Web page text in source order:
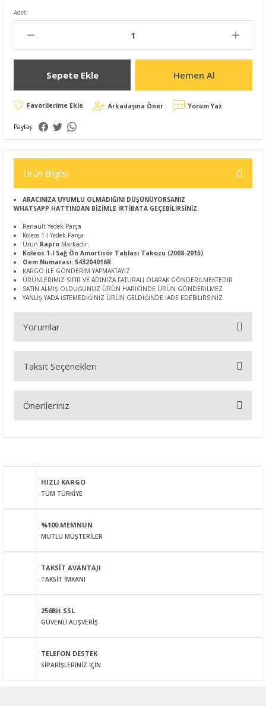
Adet:
Sepete Ekle Hemen Al
Arkadaşına Öner Yorum Yaz
Paylaş:
Ürün Bilgisi
ARACINIZA UYUMLU OLMADIĞINI DÜŞÜNÜYORSANIZ
WHATSAPP HATTINDAN BİZİMLE İRTİBATA GEÇEBİLİRSİNİZ.
Renault Yedek Parça
Koleos 1-I Yedek Parça
Ürün Rapro Markadır.
Koleos 1-I Sağ Ön Amortisör Tablası Takozu (2008-2015)
Oem Numarası: 543204016R
KARGO İLE GÖNDERİM YAPMAKTAYIZ
ÜRÜNLERİMİZ SIFIR VE ADINIZA FATURALI OLARAK GÖNDERİLMEKTEDİR
SATIN ALMIŞ OLDUĞUNUZ ÜRÜN HARİCİNDE ÜRÜN GÖNDERİLMEZ
YANLIŞ YADA İSTEMEDİĞİNİZ ÜRÜN GELDİĞİNDE İADE EDEBİLİRSİNİZ
Yorumlar
Bu ürüne ilk yorumu siz yapın!
Taksit Seçenekleri
Önerileriniz
Görüş ve önerileriniz için teşekkür ederiz.
Ürün resmi kalitesiz, bozuk veya görüntülenemiyor.
Ürün bilgilerinde hatalar bulunuyor.
Bu ürüne benzer farklı alternatifler olmalı.
HIZLI KARGO
TÜM TÜRKİYE
%100 MEMNUN
MUTLU MÜŞTERİLER
TAKSİT AVANTAJI
TAKSİT İMKANI
256Bit SSL
GÜVENLİ ALIŞVERİŞ
TELEFON DESTEK
SİPARİŞLERİNİZ İÇİN